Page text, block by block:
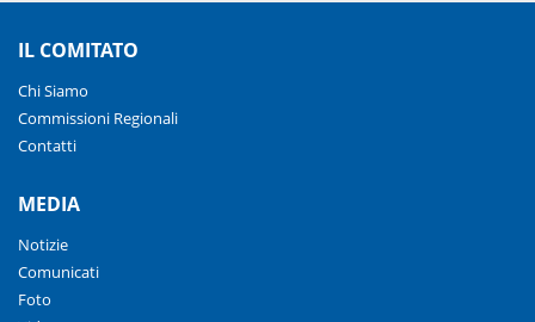
IL COMITATO
Chi Siamo
Commissioni Regionali
Contatti
MEDIA
Notizie
Comunicati
Foto